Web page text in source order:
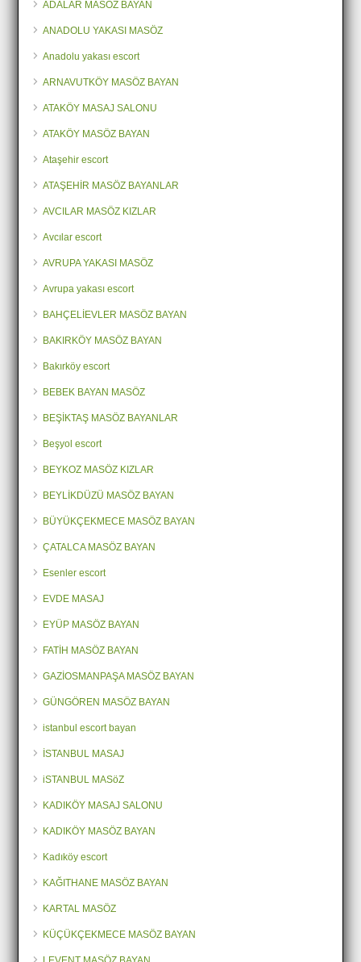
ADALAR MASÖZ BAYAN
ANADOLU YAKASI MASÖZ
Anadolu yakası escort
ARNAVUTKÖY MASÖZ BAYAN
ATAKÖY MASAJ SALONU
ATAKÖY MASÖZ BAYAN
Ataşehir escort
ATAŞEHİR MASÖZ BAYANLAR
AVCILAR MASÖZ KIZLAR
Avcılar escort
AVRUPA YAKASI MASÖZ
Avrupa yakası escort
BAHÇELİEVLER MASÖZ BAYAN
BAKIRKÖY MASÖZ BAYAN
Bakırköy escort
BEBEK BAYAN MASÖZ
BEŞİKTAŞ MASÖZ BAYANLAR
Beşyol escort
BEYKOZ MASÖZ KIZLAR
BEYLİKDÜZÜ MASÖZ BAYAN
BÜYÜKÇEKMECE MASÖZ BAYAN
ÇATALCA MASÖZ BAYAN
Esenler escort
EVDE MASAJ
EYÜP MASÖZ BAYAN
FATİH MASÖZ BAYAN
GAZİOSMANPAŞA MASÖZ BAYAN
GÜNGÖREN MASÖZ BAYAN
istanbul escort bayan
İSTANBUL MASAJ
iSTANBUL MASöZ
KADIKÖY MASAJ SALONU
KADIKÖY MASÖZ BAYAN
Kadıköy escort
KAĞITHANE MASÖZ BAYAN
KARTAL MASÖZ
KÜÇÜKÇEKMECE MASÖZ BAYAN